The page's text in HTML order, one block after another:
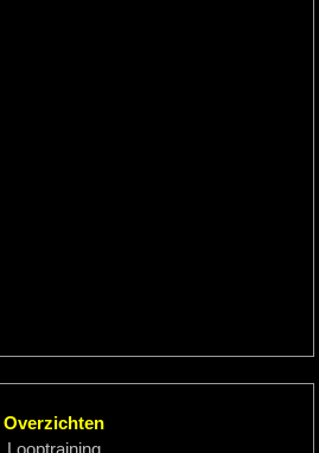
Overzichten
Looptraining